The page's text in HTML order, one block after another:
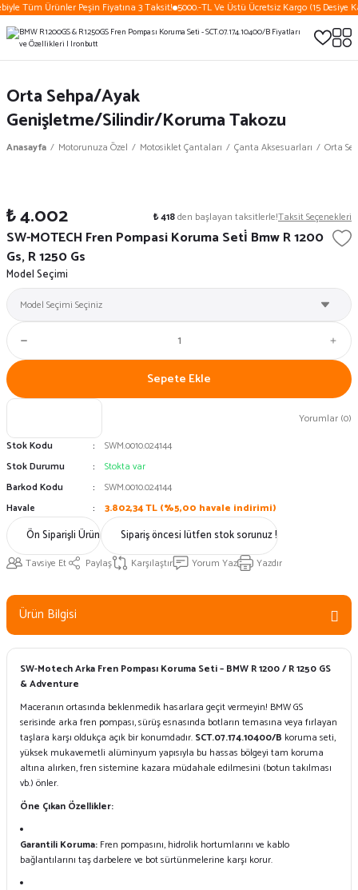
Tüm Ürünler Peşin Fiyatına 3 Taksit! 5000.-TL Ve Üstü Ücretsiz Kargo (15 Desiye
Orta Sehpa/Ayak
Genişletme/Silindir/Koruma Takozu
Anasayfa Motorunuza Özel Motosiklet Çantaları Çanta Aksesuarları Orta
Yorumlar (0)
SW-MOTECH Fren Pompasi Koruma Seti̇ Bmw R 1200
Gs, R 1250 Gs
₺ 4.002 ₺ 418den başlayan taksitlerle!Taksit Seçenekleri
Stok Kodu
SWM.0010.024144
Stok Durumu
Stokta var
Barkod Kodu
SWM.0010.024144
Havale
3.802,34 TL (%5,00 havale indirimi)
Model Seçimi
Sepete Ekle
Ön Siparişli Ürün Sipariş öncesi lütfen stok sorunuz !
Tavsiye Et Paylaş Karşılaştır Yorum Yaz Yazdır
Ürün Bilgisi
SW-Motech Arka Fren Pompası Koruma Seti – BMW R 1200 / R 1250 GS
& Adventure
Maceranın ortasında beklenmedik hasarlara geçit vermeyin! BMW GS
serisinde arka fren pompası,sürüş esnasında botların temasına veya fırlayan
taşlara karşı oldukça açık bir konumdadır. SCT.07.174.10400/B koruma seti,
yüksek mukavemetli alüminyum yapısıyla bu hassas bölgeyi tam koruma
altına alırken,fren sistemine kazara müdahale edilmesini (botun takılması
vb.) önler.
Öne Çıkan Özellikler:
Garantili Koruma: Fren pompasını, hidrolik hortumlarını ve kablo
bağlantılarını taş darbelere ve bot sürtünmelerine karşı korur.